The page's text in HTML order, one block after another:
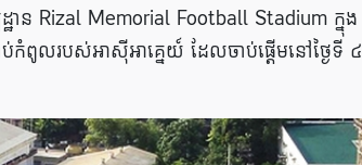
ន Rizal Memorial Football Stadium ក្នុង
កំពូលរបស់អាស៊ីអាគ្នេយ៍ ដែលចាប់ផ្តើមនៅថ្ងៃទី ៤